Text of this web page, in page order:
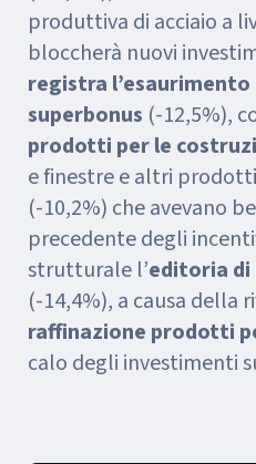
produttiva di acciaio a
bloccherà nuovi
registra l’esaurimento
superbonus (-12,5%),
prodotti per le
e finestre e altri
(-10,2%) che avevano
precedente degli
strutturale l’editoria di
(-14,4%), a causa della
raffinazione prodotti
calo degli investimenti